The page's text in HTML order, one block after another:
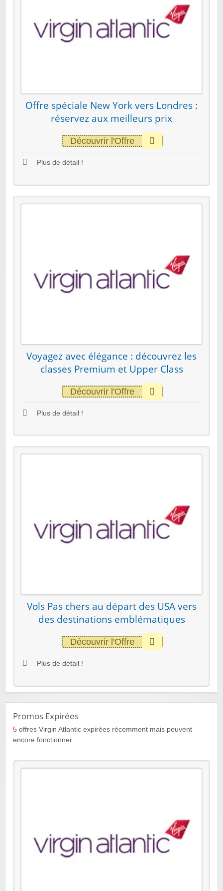
Offre spéciale New York vers Londres :
réservez aux meilleurs prix
Découvrir l'Offre
Plus de détail !
Voyagez avec élégance : découvrez les
classes Premium et Upper Class
Découvrir l'Offre
Plus de détail !
Vols Pas chers au départ des USA vers
des destinations emblématiques
Découvrir l'Offre
Plus de détail !
Promos Expirées
5 offres Virgin Atlantic expirées récemment mais peuvent
encore fonctionner.